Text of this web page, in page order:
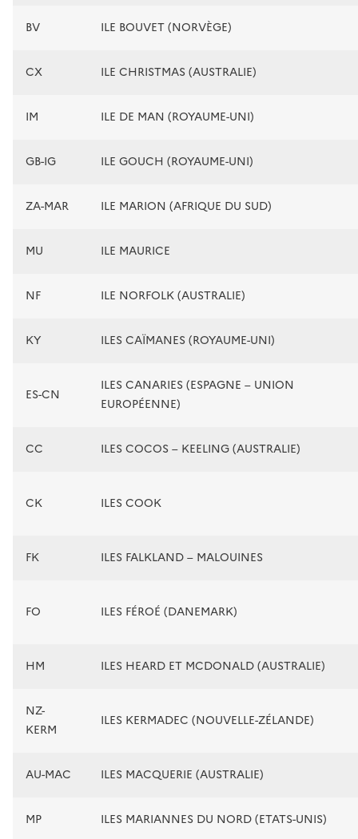
BV ILE BOUVET (NORVÈGE)
CX ILE CHRISTMAS (AUSTRALIE)
IM ILE DE MAN (ROYAUME-UNI)
GB-IG ILE GOUCH (ROYAUME-UNI)
ZA-MAR ILE MARION (AFRIQUE DU SUD)
MU ILE MAURICE
NF ILE NORFOLK (AUSTRALIE)
KY ILES CAÏMANES (ROYAUME-UNI)
ES-CN
ILES CANARIES (ESPAGNE – UNION
EUROPÉENNE)
CC ILES COCOS – KEELING (AUSTRALIE)
CK ILES COOK
FK ILES FALKLAND – MALOUINES
FO ILES FÉROÉ (DANEMARK)
HM ILES HEARD ET MCDONALD (AUSTRALIE)
NZ-
KERM
ILES KERMADEC (NOUVELLE-ZÉLANDE)
AU-MAC ILES MACQUERIE (AUSTRALIE)
MP ILES MARIANNES DU NORD (ETATS-UNIS)